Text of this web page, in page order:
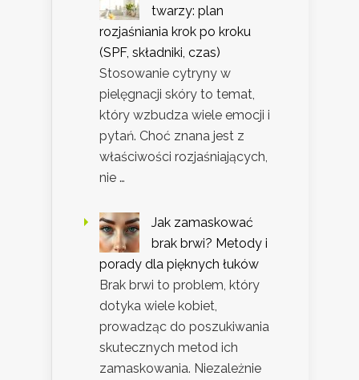
twarzy: plan
rozjaśniania krok po kroku
(SPF, składniki, czas)
Stosowanie cytryny w
pielęgnacji skóry to temat,
który wzbudza wiele emocji i
pytań. Choć znana jest z
właściwości rozjaśniających,
nie …
Jak zamaskować
brak brwi? Metody i
porady dla pięknych łuków
Brak brwi to problem, który
dotyka wiele kobiet,
prowadząc do poszukiwania
skutecznych metod ich
zamaskowania. Niezależnie